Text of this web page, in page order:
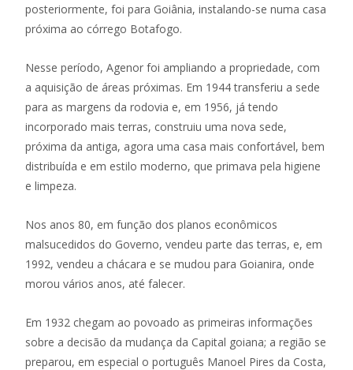
posteriormente, foi para Goiânia, instalando-se numa casa
próxima ao córrego Botafogo.
Nesse período, Agenor foi ampliando a propriedade, com
a aquisição de áreas próximas. Em 1944 transferiu a sede
para as margens da rodovia e, em 1956, já tendo
incorporado mais terras, construiu uma nova sede,
próxima da antiga, agora uma casa mais confortável, bem
distribuída e em estilo moderno, que primava pela higiene
e limpeza.
Nos anos 80, em função dos planos econômicos
malsucedidos do Governo, vendeu parte das terras, e, em
1992, vendeu a chácara e se mudou para Goianira, onde
morou vários anos, até falecer.
Em 1932 chegam ao povoado as primeiras informações
sobre a decisão da mudança da Capital goiana; a região se
preparou, em especial o português Manoel Pires da Costa,